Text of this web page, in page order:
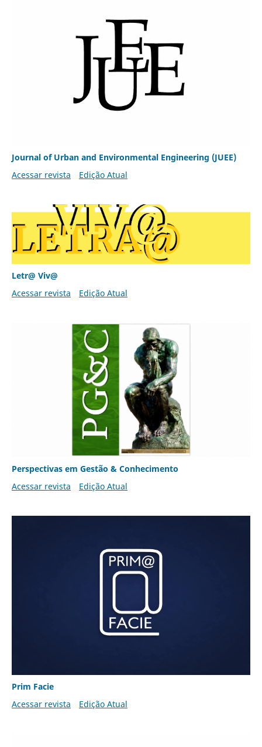
Journal of Urban and Environmental Engineering (JUEE)
Acessar revista
Edição Atual
Letr@ Viv@
Acessar revista
Edição Atual
Perspectivas em Gestão & Conhecimento
Acessar revista
Edição Atual
Prim Facie
Acessar revista
Edição Atual